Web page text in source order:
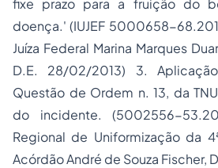
fixe prazo para a fruição do
doença.' (IUJEF 5000658-
Juíza Federal Marina Marques
D.E. 28/02/2013) 3.
Questão de Ordem n. 13, da
do incidente. (5002556-
Regional de Uniformização da
Acórdão André de Souza Fischer,